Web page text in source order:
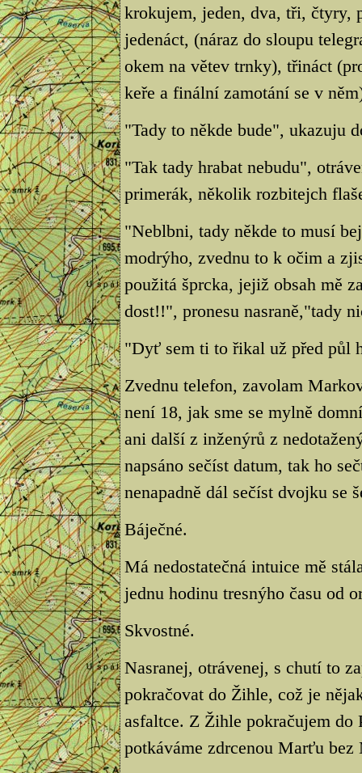
krokujem, jeden, dva, tři, čtyry,
jedenáct, (náraz do sloupu
okem na větev trnky), třináct
keře a finální zamotání se v
"Tady to někde bude", ukazuju
"Tak tady hrabat nebudu",
primerák, několik rozbitejch
"Neblbni, tady někde to musí
modrýho, zvednu to k očim a
použitá šprcka, jejiž obsah mě
dost!!", pronesu nasraně,"tady
"Dyť sem ti to řikal už před půl
Zvednu telefon, zavolam
není 18, jak sme se mylně
ani další z inženýrů z
napsáno sečíst datum, tak ho
nenapadně dál sečíst dvojku se
Báječné.
Má nedostatečná intuice mě
jednu hodinu tresnýho času od
Skvostné.
Nasranej, otrávenej, s chutí to
pokračovat do Žihle, což je
asfaltce. Z Žihle pokračujem
potkáváme zdrcenou Marťu